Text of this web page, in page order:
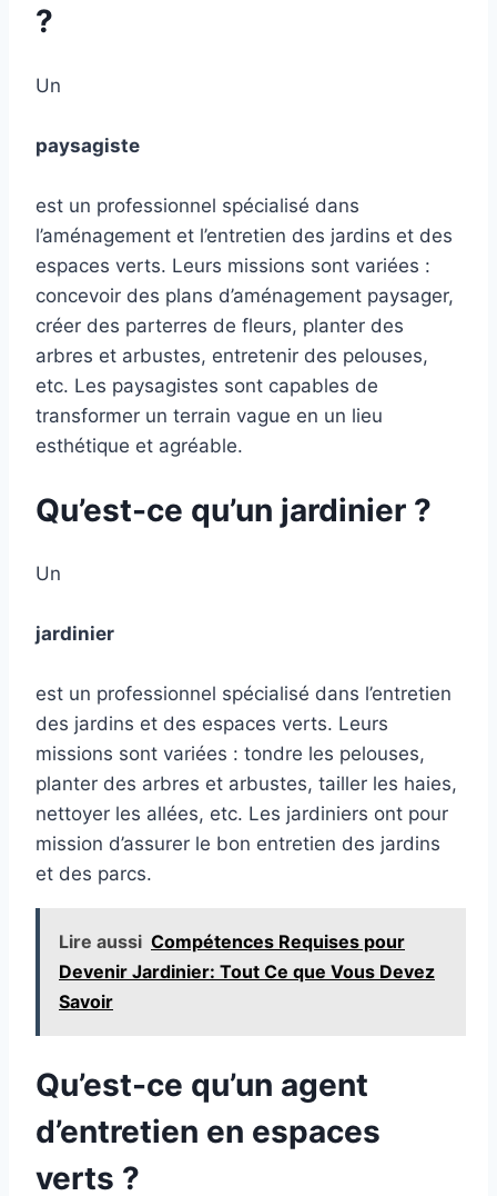
?
Un
paysagiste
est un professionnel spécialisé dans
l’aménagement et l’entretien des jardins et des
espaces verts. Leurs missions sont variées :
concevoir des plans d’aménagement paysager,
créer des parterres de fleurs, planter des
arbres et arbustes, entretenir des pelouses,
etc. Les paysagistes sont capables de
transformer un terrain vague en un lieu
esthétique et agréable.
Qu’est-ce qu’un jardinier ?
Un
jardinier
est un professionnel spécialisé dans l’entretien
des jardins et des espaces verts. Leurs
missions sont variées : tondre les pelouses,
planter des arbres et arbustes, tailler les haies,
nettoyer les allées, etc. Les jardiniers ont pour
mission d’assurer le bon entretien des jardins
et des parcs.
Lire aussi Compétences Requises pour
Devenir Jardinier: Tout Ce que Vous Devez
Savoir
Qu’est-ce qu’un agent
d’entretien en espaces
verts ?